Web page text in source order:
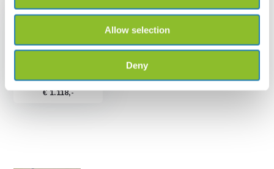
Allow selection
Deny
€ 1.118,-